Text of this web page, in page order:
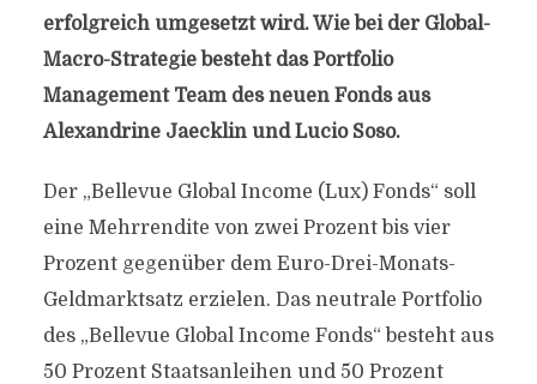
erfolgreich umgesetzt wird. Wie bei der Global-
Macro-Strategie besteht das Portfolio
Management Team des neuen Fonds aus
Alexandrine Jaecklin und Lucio Soso.
Der „Bellevue Global Income (Lux) Fonds“ soll
eine Mehrrendite von zwei Prozent bis vier
Prozent gegenüber dem Euro-Drei-Monats-
Geldmarktsatz erzielen. Das neutrale Portfolio
des „Bellevue Global Income Fonds“ besteht aus
50 Prozent Staatsanleihen und 50 Prozent